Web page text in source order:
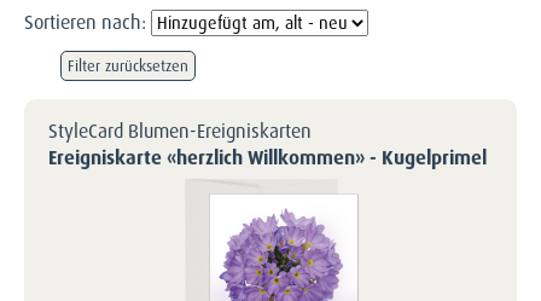
Sortieren nach:
Filter zurücksetzen
StyleCard Blumen-Ereigniskarten
Ereigniskarte «herzlich Willkommen» - Kugelprimel